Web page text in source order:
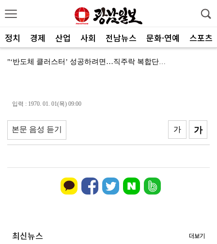
정치 경제 산업 사회 전남뉴스 문화·연예 스포츠
"‘반도체 클러스터’ 성공하려면…직주락 복합단지 구축"
폭염에 멈춘 무안공항 참사 재수색 10일 재개
[사설]가뭄 피해 현실화…철저한 대책마련 중요
[사설]강진 병영면 ‘도시재생 성공모델’된 이유
입력 : 1970. 01. 01(목) 09:00
본문 음성 듣기 가
가
최신뉴스 더보기